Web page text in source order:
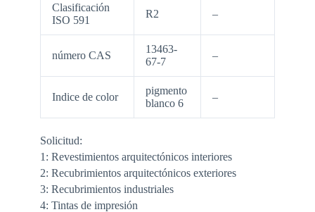
Clasificación
ISO 591
R2 –
número CAS
13463-
67-7
–
Indice de color
pigmento
blanco 6
–
Solicitud:
1: Revestimientos arquitectónicos interiores
2: Recubrimientos arquitectónicos exteriores
3: Recubrimientos industriales
4: Tintas de impresión